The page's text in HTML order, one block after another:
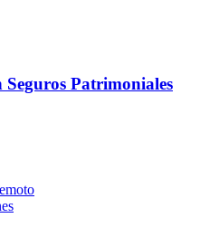
Patrimoniales